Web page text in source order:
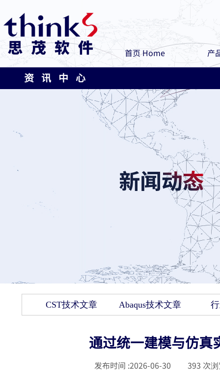
首页 Home 产
资 讯 中 心
CST技术文章 Abaqus技术文章
通过统一建模与仿真
发布时间 :2026-06-30 393 次